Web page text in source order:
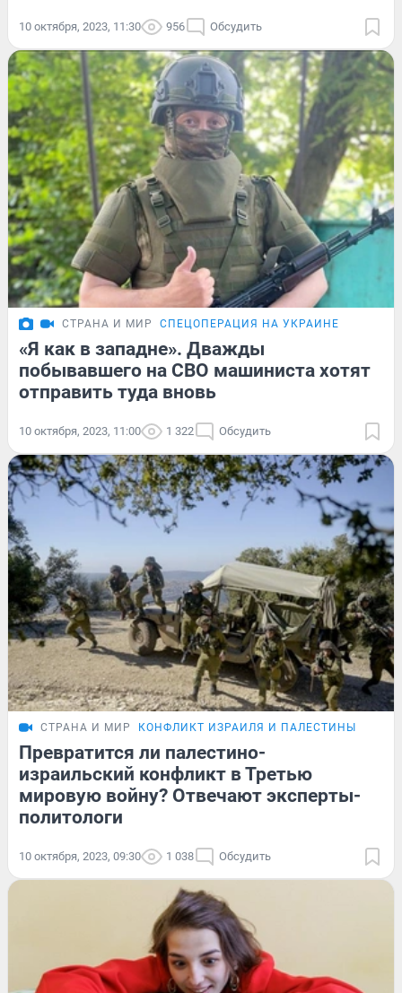
10 октября, 2023, 11:30 956 Обсудить
СТРАНА И МИР СПЕЦОПЕРАЦИЯ НА УКРАИНЕ
«Я как в западне». Дважды
побывавшего на СВО машиниста хотят
отправить туда вновь
10 октября, 2023, 11:00 1 322 Обсудить
СТРАНА И МИР КОНФЛИКТ ИЗРАИЛЯ И ПАЛЕСТИНЫ
Превратится ли палестино-
израильский конфликт в Третью
мировую войну? Отвечают эксперты-
политологи
10 октября, 2023, 09:30 1 038 Обсудить